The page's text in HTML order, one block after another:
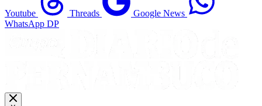
Youtube Threads
Google News
WhatsApp DP